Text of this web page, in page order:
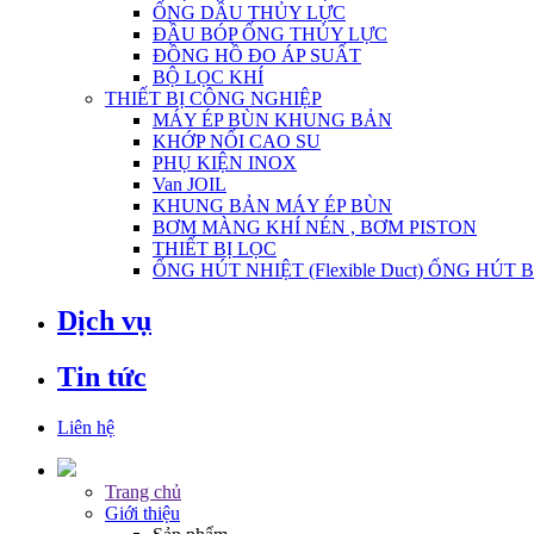
ỐNG DẦU THỦY LỰC
ĐẦU BÓP ỐNG THỦY LỰC
ĐỒNG HỒ ĐO ÁP SUẤT
BỘ LỌC KHÍ
THIẾT BỊ CÔNG NGHIỆP
MÁY ÉP BÙN KHUNG BẢN
KHỚP NỐI CAO SU
PHỤ KIỆN INOX
Van JOIL
KHUNG BẢN MÁY ÉP BÙN
BƠM MÀNG KHÍ NÉN , BƠM PISTON
THIẾT BỊ LỌC
ỐNG HÚT NHIỆT (Flexible Duct) ỐNG HÚT
Dịch vụ
Tin tức
Liên hệ
Trang chủ
Giới thiệu